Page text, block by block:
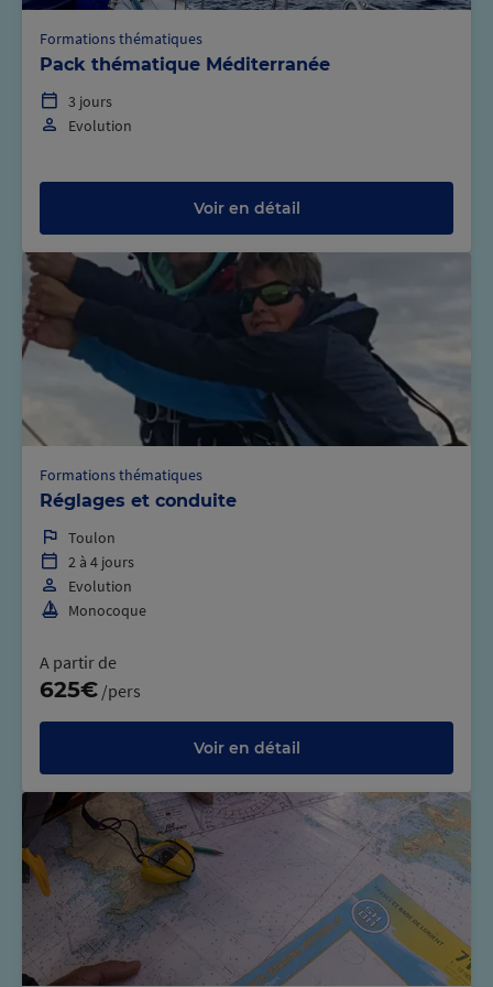
Formations thématiques
Pack thématique Méditerranée
3 jours
Evolution
Voir en détail
Formations thématiques
Réglages et conduite
Toulon
2 à 4 jours
Evolution
Monocoque
A partir de
625€ /pers
Voir en détail